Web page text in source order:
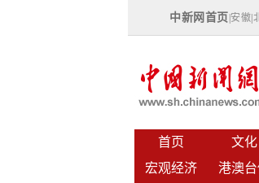
中新网首页 安徽
首页 文化
宏观经济
港澳